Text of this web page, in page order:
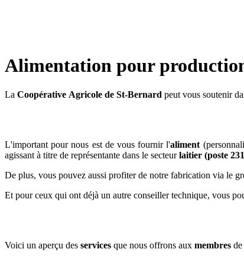
Alimentation pour
La Coopérative Agricole de St-Bernard peut vous soutenir
L'important pour nous est de vous fournir l'aliment
agissant à titre de représentante dans le secteurlaitier (poste
De plus, vous pouvez aussi profiter de notre fabrication via le
Et pour ceux qui ont déjà un autre conseiller technique, vous
Voici un aperçu des services que nous offrons aux membres